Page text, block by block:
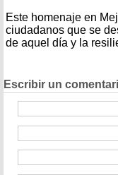
Este homenaje en
ciudadanos que se
de aquel día y la
Escribir un